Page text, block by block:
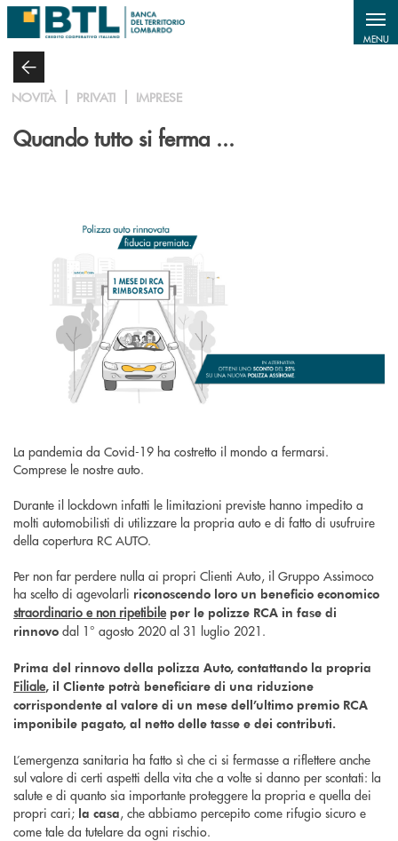
Salta al contenuto principale
MENU
NOVITÀ PRIVATI IMPRESE
Quando tutto si ferma ...
La pandemia da Covid-19 ha costretto il mondo a fermarsi.
Comprese le nostre auto.
Durante il lockdown infatti le limitazioni previste hanno impedito a
molti automobilisti di utilizzare la propria auto e di fatto di usufruire
della copertura RC AUTO.
Per non far perdere nulla ai propri Clienti Auto, il Gruppo Assimoco
ha scelto di agevolarli riconoscendo loro un beneficio economico
straordinario e non ripetibileper le polizze RCA in fase di
rinnovo dal 1° agosto 2020 al 31 luglio 2021.
Prima del rinnovo della polizza Auto, contattando la propria
Filiale, il Cliente potrà beneficiare di una riduzione
corrispondente al valore di un mese dell’ultimo premio RCA
imponibile pagato, al netto delle tasse e dei contributi.
L’emergenza sanitaria ha fatto sì che ci si fermasse a riflettere anche
sul valore di certi aspetti della vita che a volte si danno per scontati: la
salute e di quanto sia importante proteggere la propria e quella dei
propri cari; la casa, che abbiamo percepito come rifugio sicuro e
come tale da tutelare da ogni rischio.